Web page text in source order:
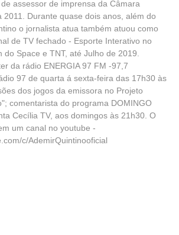
assessor de imprensa da Câmara
2011. Durante quase dois anos, além do
o jornalista atua também atuou como
de TV fechado - Esporte Interativo no
do Space e TNT, até Julho de 2019.
da rádio ENERGIA 97 FM -97,7
97 de quarta á sexta-feira das 17h30 às
dos jogos da emissora no Projeto
comentarista do programa DOMINGO
Cecília TV, aos domingos às 21h30. O
um canal no youtube -
c/AdemirQuintinooficial